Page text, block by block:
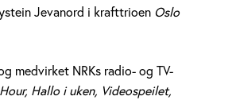
Jevanord i krafttrioen Oslo
medvirket NRKs radio- og TV-
Hallo i uken, Videospeilet,